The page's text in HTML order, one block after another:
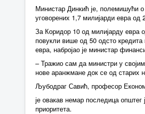
Министар Динкић је, полемишући
уговорених 1,7 милијарди евра од
За Коридор 10 од милијарду евра
повукли више од 50 одсто
евра, набројао је министар
– Тражио сам да министри у
нове аранжмане док се од старих
Љубодраг Савић, професор
је овакав немар последица
приоритета.